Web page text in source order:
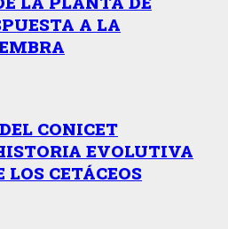
A LA
CONICET
EVOLUTIVA
LOS CETÁCEOS